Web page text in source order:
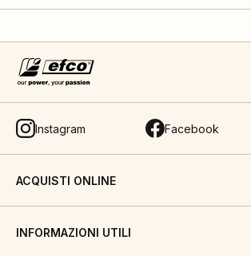
Instagram Facebook
ACQUISTI ONLINE
INFORMAZIONI UTILI